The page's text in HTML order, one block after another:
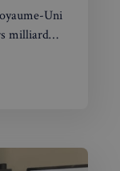
Uni
milliards